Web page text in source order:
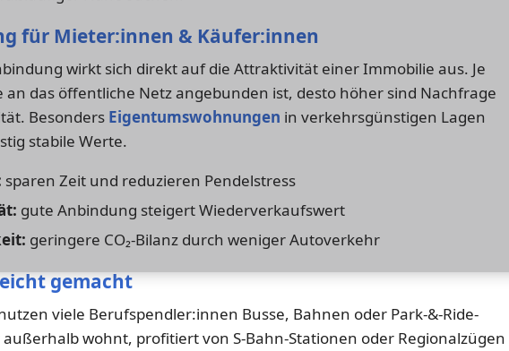
für Mieter:innen & Käufer:innen
wirkt sich direkt auf die Attraktivität einer Immobilie aus. Je
an das öffentliche Netz angebunden ist, desto höher sind Nachfrage
Besonders Eigentumswohnungen in verkehrsgünstigen Lagen
stabile Werte.
sparen Zeit und reduzieren Pendelstress
gute Anbindung steigert Wiederverkaufswert
geringere CO₂-Bilanz durch weniger Autoverkehr
gemacht
viele Berufspendler:innen Busse, Bahnen oder Park-&-Ride-
wohnt, profitiert von S-Bahn-Stationen oder Regionalzügen